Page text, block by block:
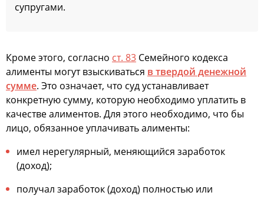
супругами.
Кроме этого, согласно ст. 83 Семейного кодекса
алименты могут взыскиваться в твердой денежной
сумме. Это означает, что суд устанавливает
конкретную сумму, которую необходимо уплатить в
качестве алиментов. Для этого необходимо, что бы
лицо, обязанное уплачивать алименты:
имел нерегулярный, меняющийся заработок
(доход);
получал заработок (доход) полностью или